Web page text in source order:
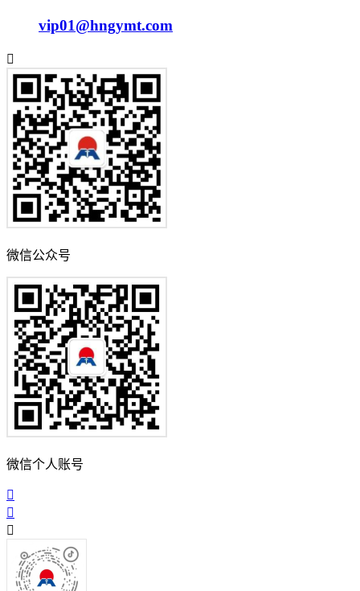
vip01@hngymt.com
微信公众号
微信个人账号